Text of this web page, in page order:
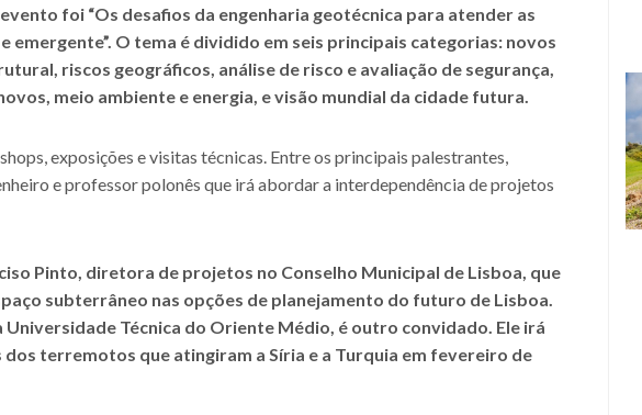
foi “Os desafios da engenharia geotécnica para atender as
emergente”. O tema é dividido em seis principais categorias: novos
riscos geográficos, análise de risco e avaliação de segurança,
meio ambiente e energia, e visão mundial da cidade futura.
exposições e visitas técnicas. Entre os principais palestrantes,
e professor polonês que irá abordar a interdependência de projetos
Pinto, diretora de projetos no Conselho Municipal de Lisboa, que
subterrâneo nas opções de planejamento do futuro de Lisboa.
Técnica do Oriente Médio, é outro convidado. Ele irá
terremotos que atingiram a Síria e a Turquia em fevereiro de